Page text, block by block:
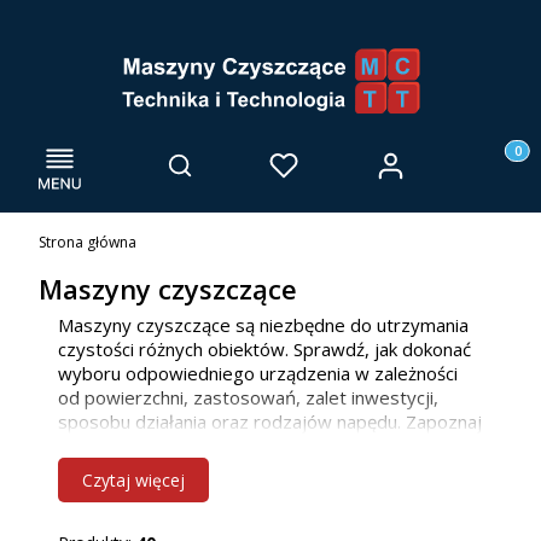
Menu Otwórz wyszukiwarkę
Szukaj Ulubione Zaloguj się
Strona główna
Maszyny czyszczące
Maszyny czyszczące są niezbędne do utrzymania
czystości różnych obiektów. Sprawdź, jak dokonać
wyboru odpowiedniego urządzenia w zależności
od powierzchni, zastosowań, zalet inwestycji,
sposobu działania oraz rodzajów napędu. Zapoznaj
teraz! Jako firma głównie działamy we Wrocławiu i
innych miejscowościach w woj. dolnośląskim, ale
Czytaj więcej